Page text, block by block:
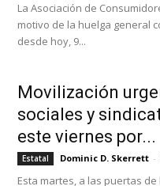
La Asociación de
motivo de la huelga general
desde hoy, 9...
Movilización
sociales y
este viernes por...
Estatal Dominic D. Skerrett -
Esta martes, a las puertas